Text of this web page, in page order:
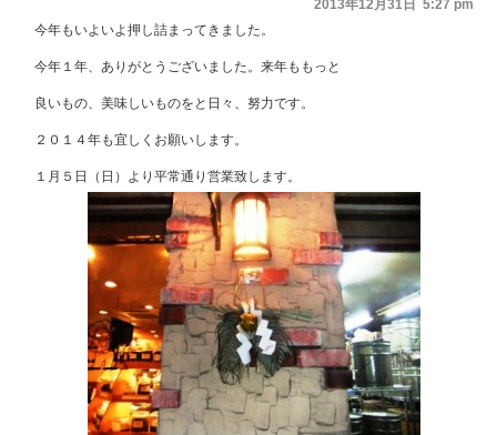
2013年12月31日 5:27 pm
今年もいよいよ押し詰まってきました。
今年１年、ありがとうございました。来年ももっと
良いもの、美味しいものをと日々、努力です。
２０１４年も宜しくお願いします。
１月５日（日）より平常通り営業致します。